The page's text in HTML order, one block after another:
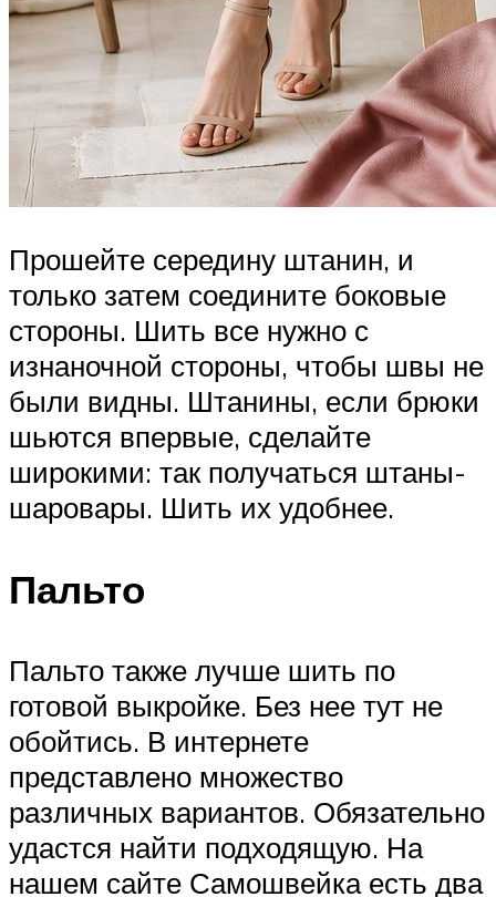
Прошейте середину штанин, и
только затем соедините боковые
стороны. Шить все нужно с
изнаночной стороны, чтобы швы не
были видны. Штанины, если брюки
шьются впервые, сделайте
широкими: так получаться штаны-
шаровары. Шить их удобнее.
Пальто
Пальто также лучше шить по
готовой выкройке. Без нее тут не
обойтись. В интернете
представлено множество
различных вариантов. Обязательно
удастся найти подходящую. На
нашем сайте Самошвейка есть два